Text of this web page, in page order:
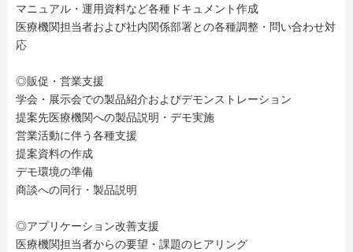
マニュアル・運用資料など各種ドキュメント作成
医療機関担当者および社内関係部署との各種調整・問い合わせ対
応
◎販促・営業支援
学会・展示会での製品紹介およびデモンストレーション
提案先医療機関への製品説明・デモ実施
営業活動に伴う各種支援
提案資料の作成
デモ環境の準備
商談への同行・製品説明
◎アプリケーション改善支援
医療機関担当者からの要望・課題のヒアリング